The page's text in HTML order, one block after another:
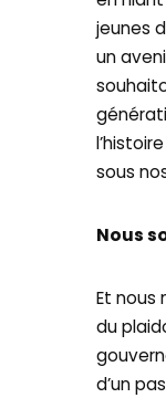
jeunes
un
sous
Nous
Et nous
du
d’un